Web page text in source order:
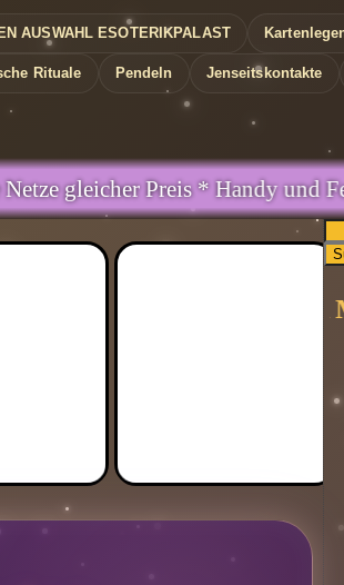
AUSWAHL ESOTERIKPALAST
Rituale Pendeln Jenseitskontakte
und Festnetz gleicher Preis *